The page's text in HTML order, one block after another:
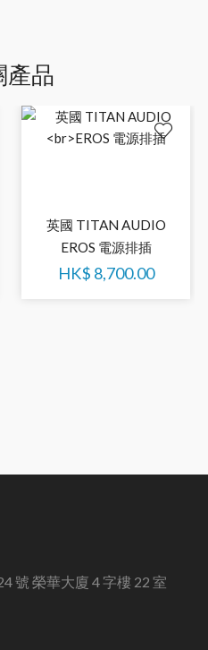
產品
英國 TITAN AUDIO
EROS 電源排插
HK$ 8,700.00
號 榮華大廈 4 字樓 22 室